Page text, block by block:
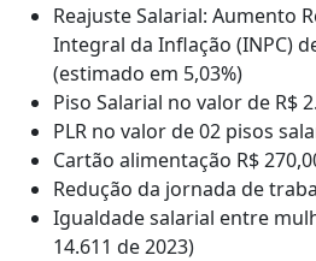
Reajuste Salarial: Aumento
Integral da Inflação (INPC)
(estimado em 5,03%)
Piso Salarial no valor de R$
PLR no valor de 02 pisos
Cartão alimentação R$
Redução da jornada de
Igualdade salarial entre
14.611 de 2023)